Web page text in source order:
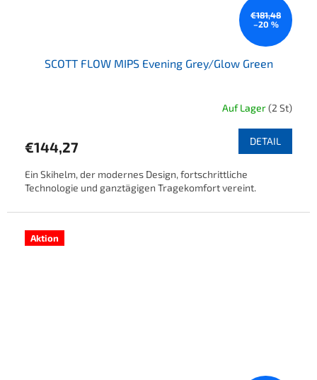
€181,48
–20 %
SCOTT FLOW MIPS Evening Grey/Glow Green
Auf Lager(2 St)
€144,27 DETAIL
Ein Skihelm, der modernes Design, fortschrittliche
Technologie und ganztägigen Tragekomfort vereint.
Aktion